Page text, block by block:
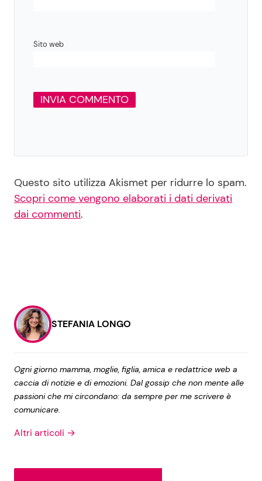
Sito web
Questo sito utilizza Akismet per ridurre lo spam.
Scopri come vengono elaborati i dati derivati
dai commenti.
STEFANIA LONGO
Ogni giorno mamma, moglie, figlia, amica e redattrice web a
caccia di notizie e di emozioni. Dal gossip che non mente alle
passioni che mi circondano: da sempre per me scrivere è
comunicare.
Altri articoli →